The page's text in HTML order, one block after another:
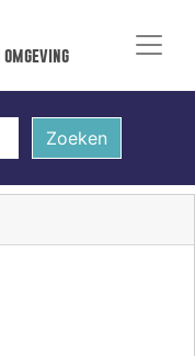
Zoeken